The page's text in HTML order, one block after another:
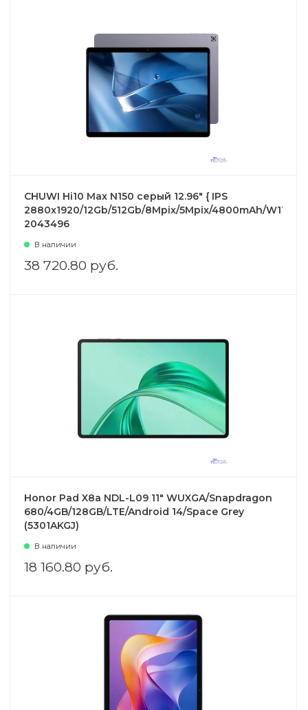
CHUWI Hi10 Max N150 серый 12.96" { IPS
2880x1920/12Gb/512Gb/8Mpix/5Mpix/4800mAh/W11}
2043496
В наличии
38 720.80 руб.
Honor Pad X8a NDL-L09 11" WUXGA/Snapdragon
680/4GB/128GB/LTE/Android 14/Space Grey
(5301AKGJ)
В наличии
18 160.80 руб.